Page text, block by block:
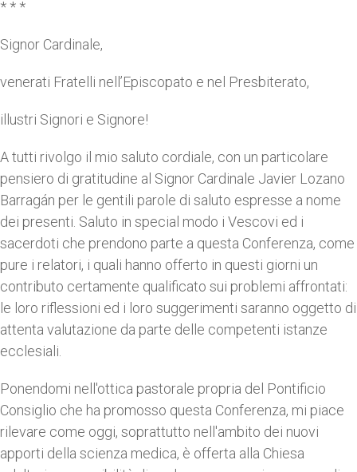
* * *
Signor Cardinale,
venerati Fratelli nell’Episcopato e nel Presbiterato,
illustri Signori e Signore!
A tutti rivolgo il mio saluto cordiale, con un particolare
pensiero di gratitudine al Signor Cardinale Javier Lozano
Barragán per le gentili parole di saluto espresse a nome
dei presenti. Saluto in special modo i Vescovi ed i
sacerdoti che prendono parte a questa Conferenza, come
pure i relatori, i quali hanno offerto in questi giorni un
contributo certamente qualificato sui problemi affrontati:
le loro riflessioni ed i loro suggerimenti saranno oggetto di
attenta valutazione da parte delle competenti istanze
ecclesiali.
Ponendomi nell'ottica pastorale propria del Pontificio
Consiglio che ha promosso questa Conferenza, mi piace
rilevare come oggi, soprattutto nell'ambito dei nuovi
apporti della scienza medica, è offerta alla Chiesa